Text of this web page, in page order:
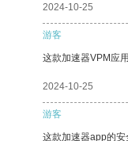
2024-10-25
游客
这款加速器VPM应
2024-10-25
游客
这款加速器app的